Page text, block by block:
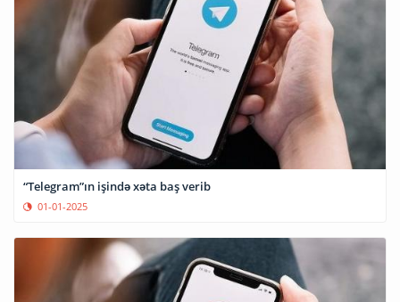
“Telegram”ın işində xəta baş verib
01-01-2025